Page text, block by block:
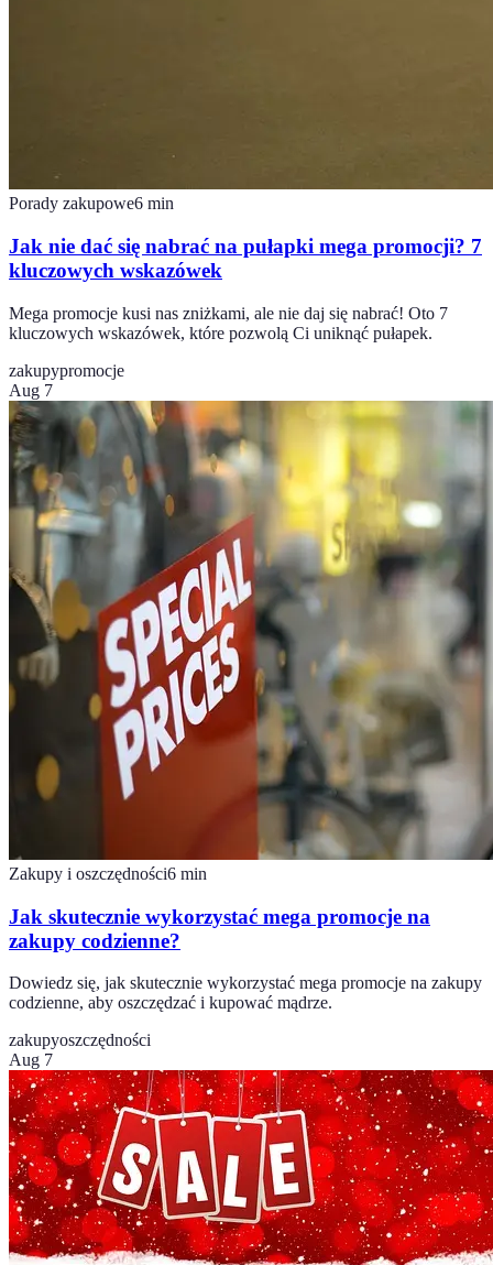
Porady zakupowe6 min
Jak nie dać się nabrać na pułapki mega promocji? 7
kluczowych wskazówek
Mega promocje kusi nas zniżkami, ale nie daj się nabrać! Oto 7
kluczowych wskazówek, które pozwolą Ci uniknąć pułapek.
zakupypromocje
Aug 7
Zakupy i oszczędności6 min
Jak skutecznie wykorzystać mega promocje na
zakupy codzienne?
Dowiedz się, jak skutecznie wykorzystać mega promocje na zakupy
codzienne, aby oszczędzać i kupować mądrze.
zakupyoszczędności
Aug 7